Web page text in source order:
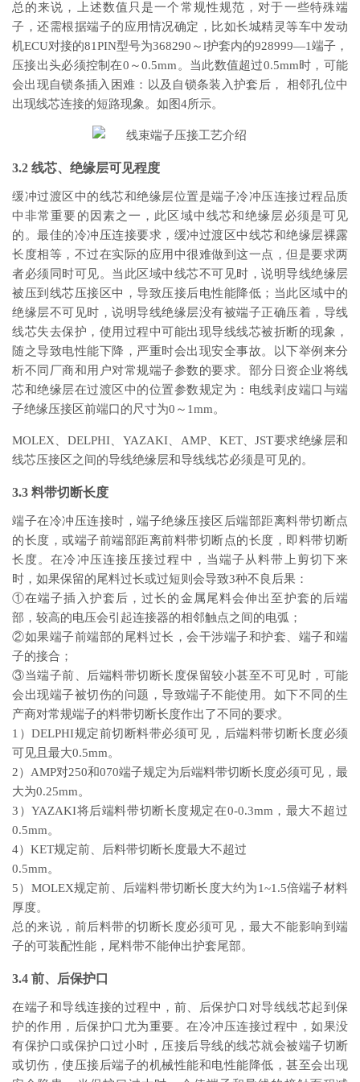
总的来说，上述数值只是一个常规性规范，对于一些特殊端
子，还需根据端子的应用情况确定，比如长城精灵等车中发动
机ECU对接的81PIN型号为368290～l护套内的928999—1端子，
压接出头必须控制在0～0.5mm。当此数值超过0.5mm时，可能
会出现自锁条插入困难：以及自锁条装入护套后， 相邻孔位中
出现线芯连接的短路现象。如图4所示。
3.2 线芯、绝缘层可见程度
缓冲过渡区中的线芯和绝缘层位置是端子冷冲压连接过程品质
中非常重要的因素之一，此区域中线芯和绝缘层必须是可见
的。最佳的冷冲压连接要求，缓冲过渡区中线芯和绝缘层裸露
长度相等，不过在实际的应用中很难做到这一点，但是要求两
者必须同时可见。当此区域中线芯不可见时，说明导线绝缘层
被压到线芯压接区中，导致压接后电性能降低；当此区域中的
绝缘层不可见时，说明导线绝缘层没有被端子正确压着，导线
线芯失去保护，使用过程中可能出现导线线芯被折断的现象，
随之导致电性能下降，严重时会出现安全事故。以下举例来分
析不同厂商和用户对常规端子参数的要求。部分日资企业将线
芯和绝缘层在过渡区中的位置参数规定为：电线剥皮端口与端
子绝缘压接区前端口的尺寸为0～1mm。
MOLEX、DELPHI、YAZAKI、AMP、KET、JST要求绝缘层和
线芯压接区之间的导线绝缘层和导线线芯必须是可见的。
3.3 料带切断长度
端子在冷冲压连接时，端子绝缘压接区后端部距离料带切断点
的长度，或端子前端部距离前料带切断点的长度，即料带切断
长度。在冷冲压连接压接过程中，当端子从料带上剪切下来
时，如果保留的尾料过长或过短则会导致3种不良后果：
①在端子插入护套后，过长的金属尾料会伸出至护套的后端
部，较高的电压会引起连接器的相邻触点之间的电弧；
②如果端子前端部的尾料过长，会干涉端子和护套、端子和端
子的接合；
③当端子前、后端料带切断长度保留较小甚至不可见时，可能
会出现端子被切伤的问题，导致端子不能使用。如下不同的生
产商对常规端子的料带切断长度作出了不同的要求。
1）DELPHI规定前切断料带必须可见，后端料带切断长度必须
可见且最大0.5mm。
2）AMP对250和070端子规定为后端料带切断长度必须可见，最
大为0.25mm。
3）YAZAKI将后端料带切断长度规定在0-0.3mm，最大不超过
0.5mm。
4）KET规定前、后料带切断长度最大不超过
0.5mm。
5）MOLEX规定前、后端料带切断长度大约为1~1.5倍端子材料
厚度。
总的来说，前后料带的切断长度必须可见，最大不能影响到端
子的可装配性能，尾料带不能伸出护套尾部。
3.4 前、后保护口
在端子和导线连接的过程中，前、后保护口对导线线芯起到保
护的作用，后保护口尤为重要。在冷冲压连接过程中，如果没
有保护口或保护口过小时，压接后导线的线芯就会被端子切断
或切伤，使压接后端子的机械性能和电性能降低，甚至会出现